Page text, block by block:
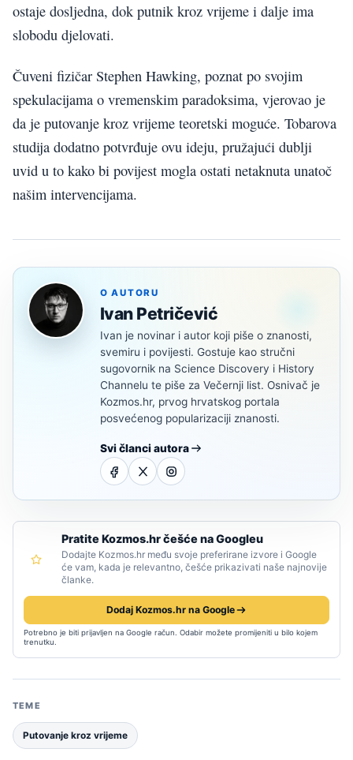
ostaje dosljedna, dok putnik kroz vrijeme i dalje ima
slobodu djelovati.
Čuveni fizičar Stephen Hawking, poznat po svojim
spekulacijama o vremenskim paradoksima, vjerovao je
da je putovanje kroz vrijeme teoretski moguće. Tobarova
studija dodatno potvrđuje ovu ideju, pružajući dublji
uvid u to kako bi povijest mogla ostati netaknuta unatoč
našim intervencijama.
O AUTORU
Ivan Petričević
Ivan je novinar i autor koji piše o znanosti,
svemiru i povijesti. Gostuje kao stručni
sugovornik na Science Discovery i History
Channelu te piše za Večernji list. Osnivač je
Kozmos.hr, prvog hrvatskog portala
posvećenog popularizaciji znanosti.
Svi članci autora
Pratite Kozmos.hr češće na Googleu
Dodajte Kozmos.hr među svoje preferirane izvore i Google
će vam, kada je relevantno, češće prikazivati naše najnovije
članke.
Dodaj Kozmos.hr na Google
Potrebno je biti prijavljen na Google račun. Odabir možete promijeniti u bilo kojem
trenutku.
TEME
Putovanje kroz vrijeme